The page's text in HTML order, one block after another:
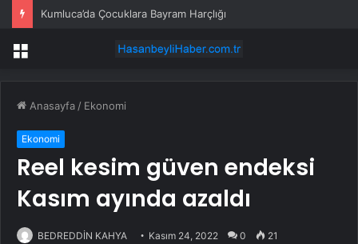
Kumluca’da Çocuklara Bayram Harçlığı
Menü
Anasayfa / Ekonomi
Ekonomi
Reel kesim güven endeksi
Kasım ayında azaldı
BEDREDDİN KAHYA Kasım 24, 2022 0 21